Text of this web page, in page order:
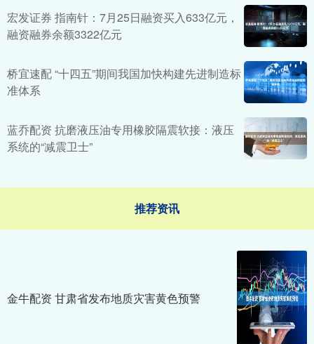
宏发证券 指南针：7月25日融资买入633亿元，
融资融券余额3322亿元
桥宜速配 “十四五”期间我国加快构建先进制造标
准体系
蓝乔配资 抗磨液压油专用橡胶隔震软接：液压
系统的“减震卫士”
推荐资讯
金牛配资 甘肃省发布地质灾害黄色预警